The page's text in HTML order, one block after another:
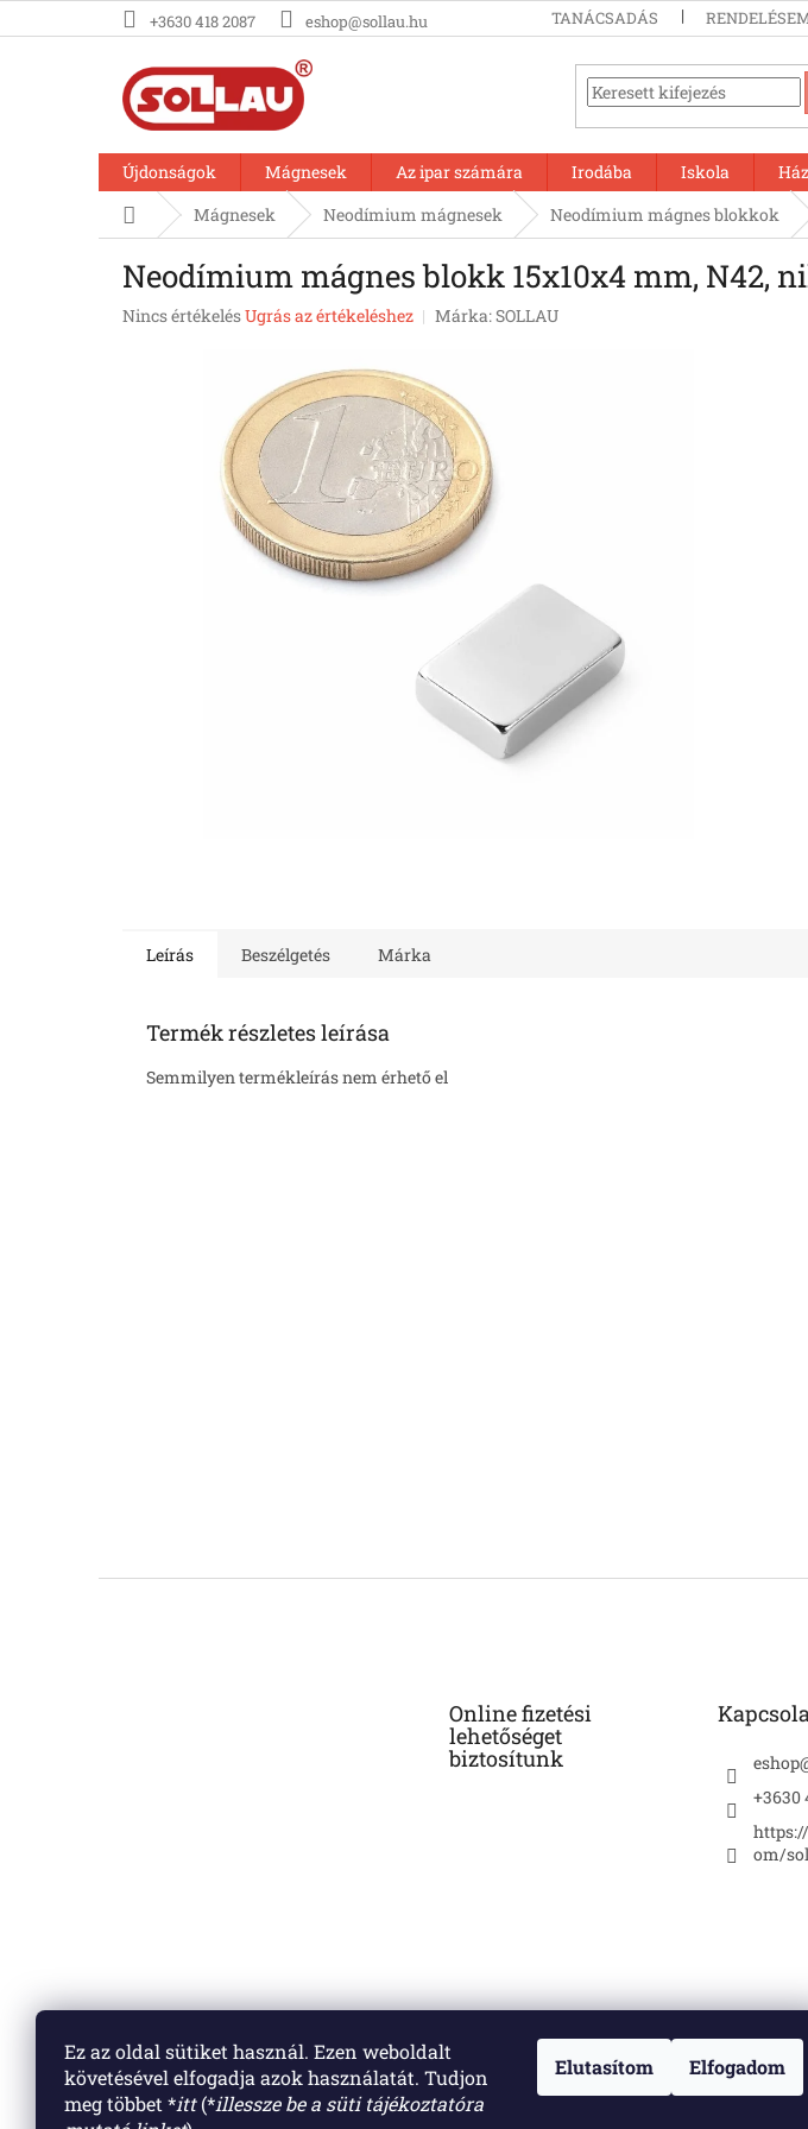
Ez az oldal sütiket használ. Ezen weboldalt
követésével elfogadja azok használatát. Tudjon
meg többet *itt(*illessze be a süti tájékoztatóra
Elutasítom Elfogadom
a
+3630 418 2087 eshop@sollau.hu TANÁCSADÁS
Újdonságok Mágnesek Az ipar számára Irodába Iskola
KezdőlapMágnesek Neodímium mágnesek Neodímium mágnes blokkok
Neodímium mágnes blokk 15x10x4 mm, N42,
A
Nincs értékelésUgrás az értékeléshez Márka:SOLLAU
Leírás Beszélgetés Márka
Termék részletes leírása
Semmilyen termékleírás nem érhető el
Online fizetési
lehetőséget
biztosítunk eshop
+3630
om/